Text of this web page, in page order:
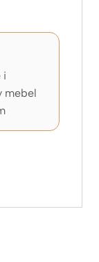
i
mebel